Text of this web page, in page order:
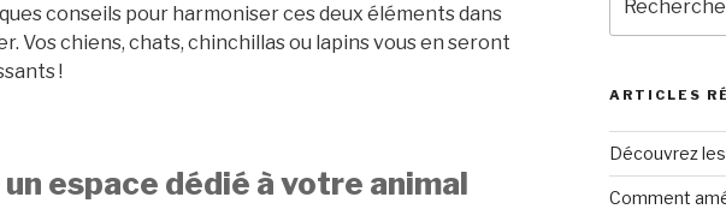
conseils pour harmoniser ces deux éléments dans
Vos chiens, chats, chinchillas ou lapins vous en seront
!
espace dédié à votre animal
pour
:
ARTICLES
Découvrez
Comment